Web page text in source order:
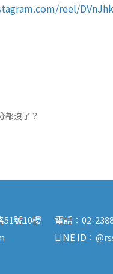
reel/
都沒了？
51號10樓 電話：02-
LINE ID：